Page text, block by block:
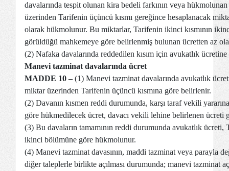
davalarında tespit olunan kira bedeli farkının veya hükmolunan
üzerinden Tarifenin üçüncü kısmı gereğince hesaplanacak
olarak hükmolunur. Bu miktarlar, Tarifenin ikinci kısmının
görüldüğü mahkemeye göre belirlenmiş bulunan ücretten az
(2) Nafaka davalarında reddedilen kısım için avukatlık
Manevi tazminat davalarında ücret
MADDE 10 –(1) Manevi tazminat davalarında avukatlık
miktar üzerinden Tarifenin üçüncü kısmına göre belirlenir.
(2) Davanın kısmen reddi durumunda, karşı taraf vekili
göre hükmedilecek ücret, davacı vekili lehine belirlenen ücreti
(3) Bu davaların tamamının reddi durumunda avukatlık ücreti,
ikinci bölümüne göre hükmolunur.
(4) Manevi tazminat davasının, maddi tazminat veya parayla
diğer taleplerle birlikte açılması durumunda; manevi tazminat